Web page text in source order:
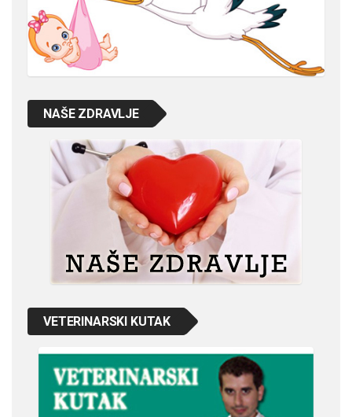
NAŠE ZDRAVLJE
VETERINARSKI KUTAK